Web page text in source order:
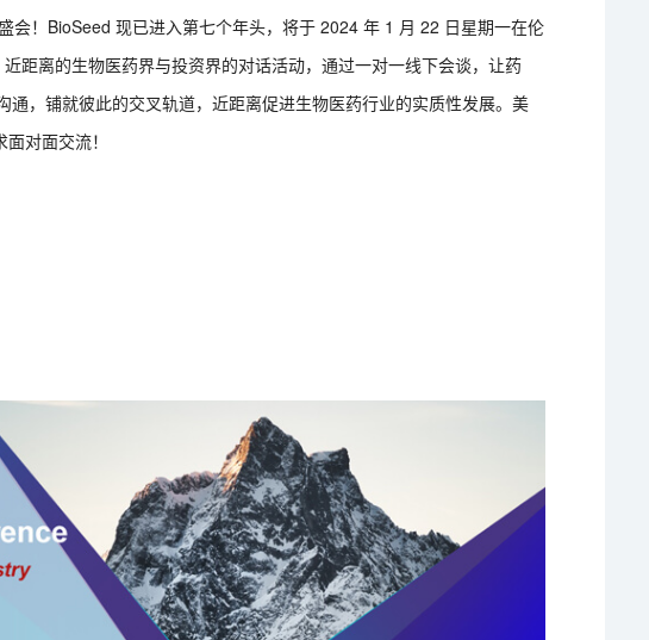
！BioSeed 现已进入第七个年头，将于 2024 年 1 月 22 日星期一在伦
距离的生物医药界与投资界的对话活动，通过一对一线下会谈，让药
，铺就彼此的交叉轨道，近距离促进生物医药行业的实质性发展。美
对面交流！